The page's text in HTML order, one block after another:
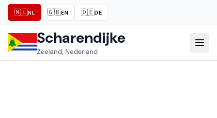
🇳🇱NL 🇬🇧EN 🇩🇪DE
Scharendijke
Zeeland, Nederland